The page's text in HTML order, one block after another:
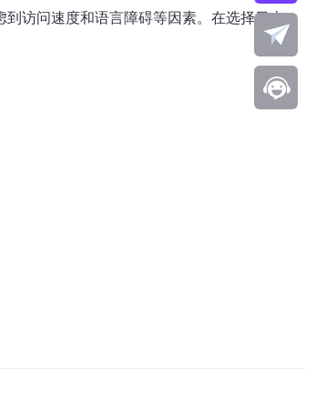
访问速度和语言障碍等因素。在选择日本